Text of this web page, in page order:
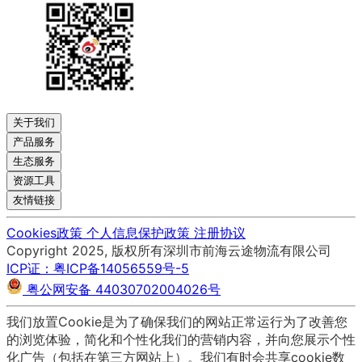
关于我们
产品服务
生态服务
资源工具
友情链接
Cookies政策 个人信息保护政策 注册协议
Copyright 2025, 版权所有深圳市前海云途物流有限公司
ICP证：粤ICP备14056559号-5
粤公网安备 44030702004026号
我们放置Cookie是为了确保我们的网站正常运行为了改善您
的浏览体验，简化和个性化我们的营销内容，并向您展示个性
化广告（包括在第三方网站上）。我们有时会共享cookie数